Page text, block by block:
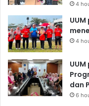
4
4
dan
6